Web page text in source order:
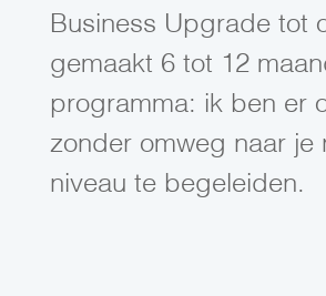
Business Upgrade tot
gemaakt 6 tot 12
programma: ik ben er
zonder omweg naar je
niveau te begeleiden.